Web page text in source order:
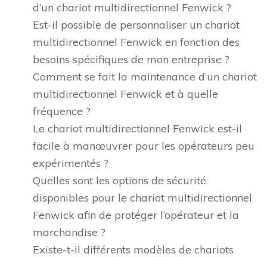
d’un chariot multidirectionnel Fenwick ?
Est-il possible de personnaliser un chariot
multidirectionnel Fenwick en fonction des
besoins spécifiques de mon entreprise ?
Comment se fait la maintenance d’un chariot
multidirectionnel Fenwick et à quelle
fréquence ?
Le chariot multidirectionnel Fenwick est-il
facile à manœuvrer pour les opérateurs peu
expérimentés ?
Quelles sont les options de sécurité
disponibles pour le chariot multidirectionnel
Fenwick afin de protéger l’opérateur et la
marchandise ?
Existe-t-il différents modèles de chariots